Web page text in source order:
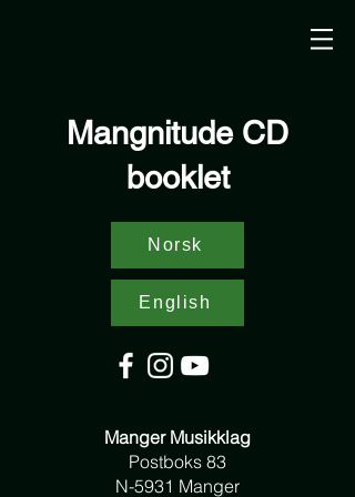
Mangnitude CD
booklet
Norsk
English
Manger Musikklag
Postboks 83
N-5931 Manger